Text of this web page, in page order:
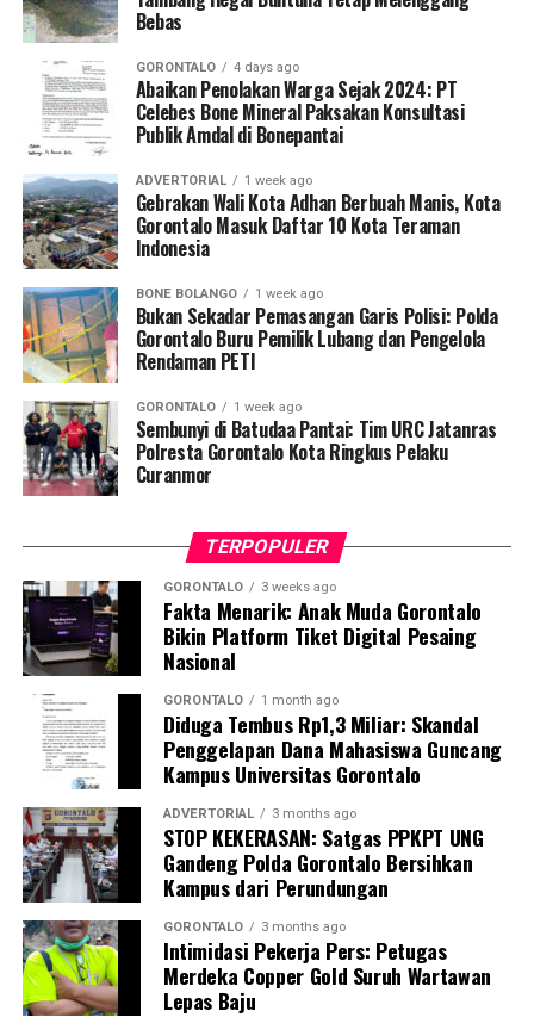
proses penegakan hukum secara tuntas terhadap
praktik PETI di wilayah Kabupaten Bone Bolango,” tegas
Kombes Pol. Maruly Pardede.
Dari hasil penyisiran di Tempat Kejadian Perkara (TKP),
operasional, meliputi dua karung material batu galian,
dua buah pipa karbon, tiga mata borjet hammer, serta
satu buah mangkuk plastik warna biru.
Selain menyegel lubang tambang dan mengamankan
barang bukti material serta alat pengolahan, petugas
turut menempelkan surat imbauan tertulis di sekitar
area penambangan agar tidak ada lagi aktivitas ilegal
yang berlangsung.
Kendati saat tim tiba di lokasi tidak ditemukan adanya
aktivitas penambangan yang tengah berjalan, seluruh
rangkaian kegiatan penyelidikan berlangsung aman,
kondusif, dan tanpa hambatan.
Kombes Pol. Maruly menegaskan, Polda Gorontalo tidak
akan berhenti pada tindakan penyegelan semata.
Pihaknya kini tengah melakukan penelusuran mendalam
terhadap pihak-pihak yang terafiliasi dengan aktivitas
tambang ilegal tersebut.
“Sebagai tindak lanjut, Ditreskrimsus Polda Gorontalo
akan menelusuri seluruh pihak yang terlibat, mulai dari
pemilik lubang tambang, para pekerja di lapangan,
hingga pengelola tempat rendaman material,” pungkas
Maruly.
Bebas
GORONTALO 4 days ago
Abaikan Penolakan Warga Sejak 2024: PT
Celebes Bone Mineral Paksakan Konsultasi
Publik Amdal di Bonepantai
ADVERTORIAL 1 week ago
Gebrakan Wali Kota Adhan Berbuah Manis, Kota
Gorontalo Masuk Daftar 10 Kota Teraman
Indonesia
BONE BOLANGO 1 week ago
Bukan Sekadar Pemasangan Garis Polisi: Polda
Gorontalo Buru Pemilik Lubang dan Pengelola
Rendaman PETI
GORONTALO 1 week ago
Sembunyi di Batudaa Pantai: Tim URC Jatanras
Polresta Gorontalo Kota Ringkus Pelaku
Curanmor
TERPOPULER
GORONTALO 3 weeks ago
Fakta Menarik: Anak Muda Gorontalo
Bikin Platform Tiket Digital Pesaing
Nasional
GORONTALO 1 month ago
Diduga Tembus Rp1,3 Miliar: Skandal
Penggelapan Dana Mahasiswa Guncang
Kampus Universitas Gorontalo
ADVERTORIAL 3 months ago
STOP KEKERASAN: Satgas PPKPT UNG
Gandeng Polda Gorontalo Bersihkan
Kampus dari Perundungan
GORONTALO 3 months ago
Intimidasi Pekerja Pers: Petugas
Merdeka Copper Gold Suruh Wartawan
Lepas Baju